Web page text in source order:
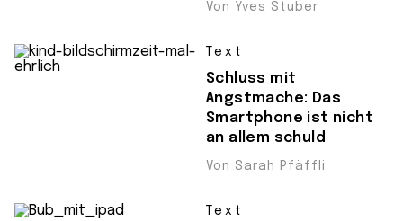
Von Yves Stuber
Text
Schluss mit
Angstmache: Das
Smartphone ist nicht
an allem schuld
Von Sarah Pfäffli
Text